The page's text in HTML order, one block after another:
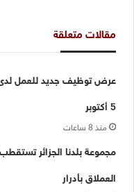
مقالات متعلقة
5 أكتوبر
منذ 8 ساعات
مجموعة بلدنا الجزائر
العملاق بأدرار